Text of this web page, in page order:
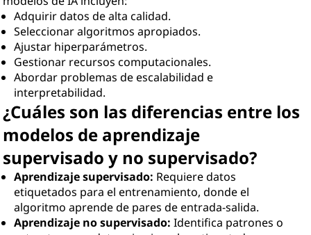
Adquirir datos de alta calidad.
Seleccionar algoritmos apropiados.
Ajustar hiperparámetros.
Gestionar recursos computacionales.
Abordar problemas de escalabilidad e
interpretabilidad.
¿Cuáles son las diferencias entre los
modelos de aprendizaje
supervisado y no supervisado?
Aprendizaje supervisado: Requiere datos
etiquetados para el entrenamiento, donde el
algoritmo aprende de pares de entrada-salida.
Aprendizaje no supervisado:Identifica patrones o